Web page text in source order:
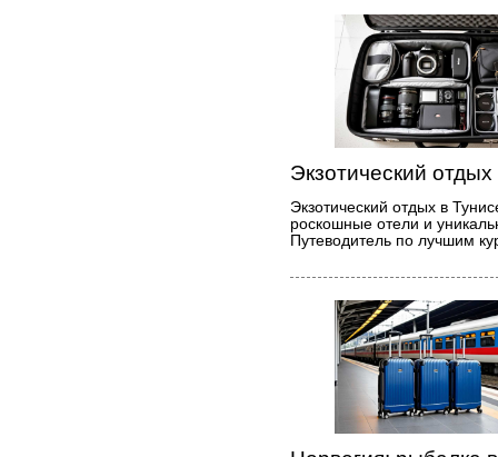
Экзотический
Экзотический отдых в
роскошные отели и
Путеводитель по лучшим